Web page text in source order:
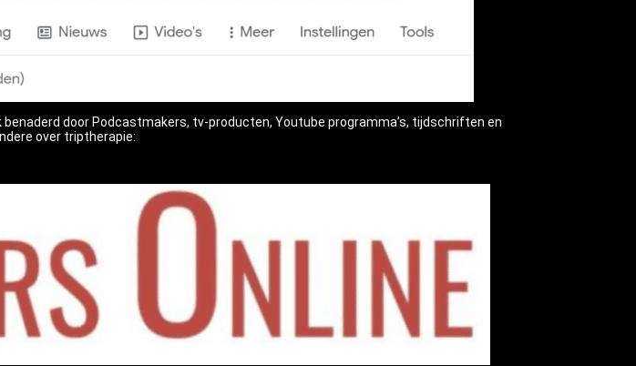
door Podcastmakers, tv-producten, Youtube programma’s, tijdschriften en
over triptherapie: